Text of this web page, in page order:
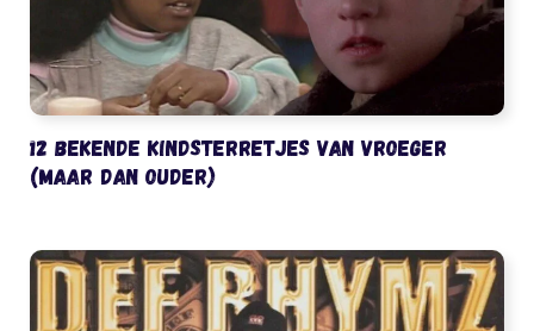
12 bekende kindsterretjes van vroeger
(maar dan ouder)